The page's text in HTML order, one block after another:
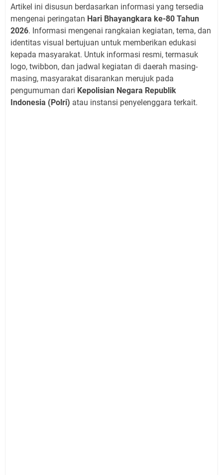
Artikel ini disusun berdasarkan informasi yang tersedia
mengenai peringatan Hari Bhayangkara ke-80 Tahun
2026. Informasi mengenai rangkaian kegiatan, tema, dan
identitas visual bertujuan untuk memberikan edukasi
kepada masyarakat. Untuk informasi resmi, termasuk
logo, twibbon, dan jadwal kegiatan di daerah masing-
masing, masyarakat disarankan merujuk pada
pengumuman dari Kepolisian Negara Republik
Indonesia (Polri) atau instansi penyelenggara terkait.